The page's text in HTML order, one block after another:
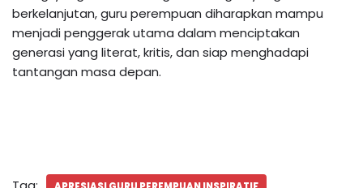
berkelanjutan, guru perempuan diharapkan mampu
menjadi penggerak utama dalam menciptakan
generasi yang literat, kritis, dan siap menghadapi
tantangan masa depan.